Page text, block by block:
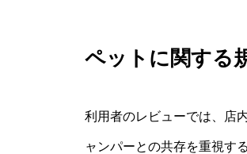
ペットに関する
利用者のレビューでは、店
ャンパーとの共存を重視す